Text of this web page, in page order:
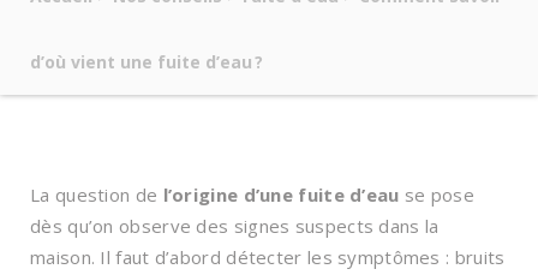
d’où vient une fuite d’eau ?
La question de l’origine d’une fuite d’eau se pose
dès qu’on observe des signes suspects dans la
maison. Il faut d’abord détecter les symptômes : bruits